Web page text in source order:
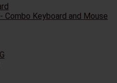
Combo Keyboard and Mouse